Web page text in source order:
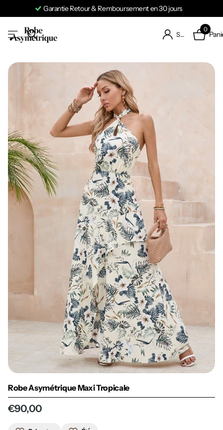
Garantie Retour & Remboursement en 30 jours
S'identifier
0
Robe Asymétrique Maxi Tropicale
€90,00